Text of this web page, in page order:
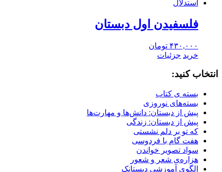
فلسفیدن اول دبستان
۴۳۰,۰۰۰ تومان
خرید جزئیات
انتخاب کنید:
بسته ی کتاب
بسته‌های نوروزی
پیش‌ از دبستان: دانش‌ها و مهارت‌ها
پیش از دبستان: زندگی
که تو بر دلم نشستی
هفت گام با فردوسی
سواد تصویر خواندن
هزاره‌ی شعر و شعور
الگوی آموزشی دبستانک